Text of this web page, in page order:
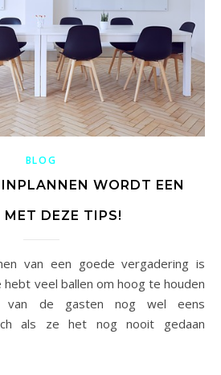
BLOG
WORDT EEN
MET DEZE TIPS!
hebt veel ballen om hoog te houden
de gasten nog wel eens
als ze het nog nooit gedaan